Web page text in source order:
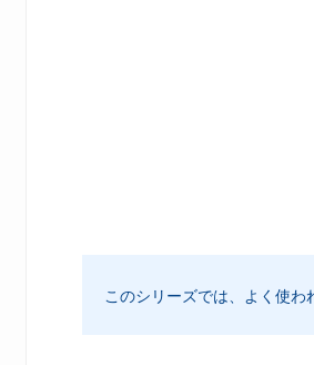
このシリーズでは、よく使